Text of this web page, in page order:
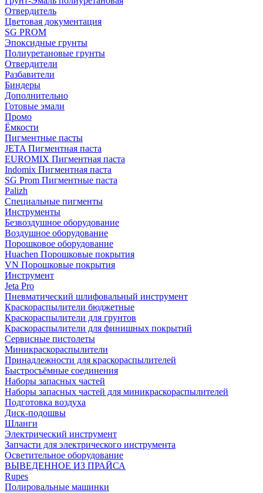
Отвердитель
Цветовая документация
SG PROM
Эпоксидные грунты
Полиуретановые грунты
Отвердители
Разбавители
Биндеры
Дополнительно
Готовые эмали
Промо
Ёмкости
Пигментные пасты
JETA Пигментная паста
EUROMIX Пигментная паста
Indomix Пигментная паста
SG Prom Пигментные паста
Palizh
Специальные пигменты
Инструменты
Безвоздушное оборудование
Воздушное оборудование
Порошковое оборудование
Huachen Порошковые покрытия
VN Порошковые покрытия
Инструмент
Jeta Pro
Пневматический шлифовальный инструмент
Краскораспылители бюджетные
Краскораспылители для грунтов
Краскораспылители для финишных покрытий
Сервисные пистолеты
Миникраскораспылители
Принадлежности для краскораспылителей
Быстросъёмные соединения
Наборы запасных частей
Наборы запасных частей для миникраскораспылителей
Подготовка воздуха
Диск-подошвы
Шланги
Электрический инструмент
Запчасти для электрического инструмента
Осветительное оборудование
ВЫВЕДЕННОЕ ИЗ ПРАЙСА
Rupes
Полировальные машинки